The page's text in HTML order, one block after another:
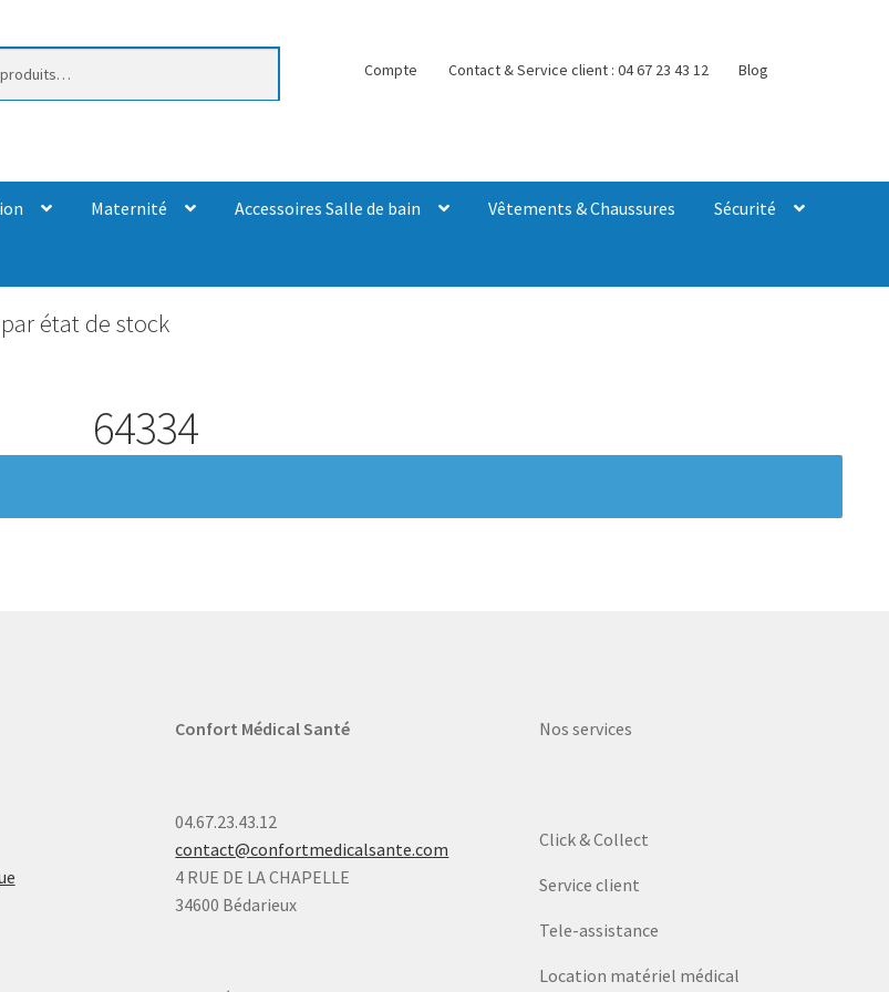
Compte Contact & Service client : 04 67 23 43 12 Blog
Maternité Accessoires Salle de bain Vêtements & Chaussures Sécurité
état de stock
64334
Confort Médical Santé
04.67.23.43.12
contact@confortmedicalsante.com
4 RUE DE LA CHAPELLE
34600 Bédarieux
Nos services
Click & Collect
Service client
Tele-assistance
Location matériel médical